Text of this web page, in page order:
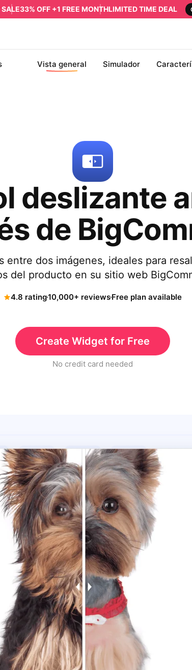
33% OFF +1 FREE MONTHLIMITED TIME DEAL
Vista general Simulador
deslizante
de
entre dos imágenes, ideales para
del producto en su sitio web
4.8 rating10,000+ reviewsFree plan available
Create Widget for Free
No credit card needed